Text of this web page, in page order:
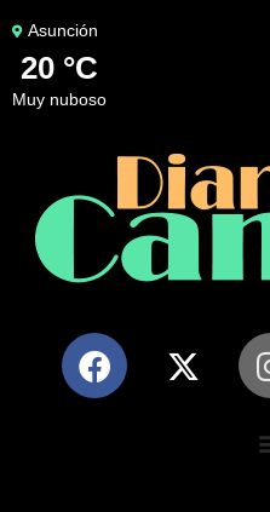
Asunción
20 °C
muy nuboso